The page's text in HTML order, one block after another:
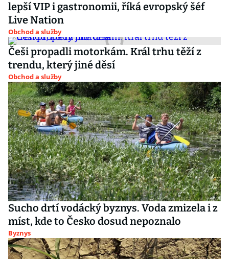
lepší VIP i gastronomii, říká evropský šéf
Live Nation
Obchod a služby
Češi propadli motorkám. Král trhu těží z
trendu, který jiné děsí
Obchod a služby
Sucho drtí vodácký byznys. Voda zmizela i z
míst, kde to Česko dosud nepoznalo
Byznys